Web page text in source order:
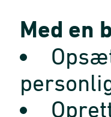
Med en